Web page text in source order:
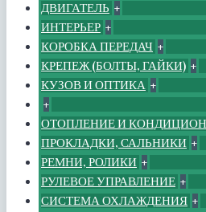
ДВИГАТЕЛЬ +
ИНТЕРЬЕР +
КОРОБКА ПЕРЕДАЧ +
КРЕПЕЖ (БОЛТЫ, ГАЙКИ) +
КУЗОВ И ОПТИКА +
+
ОТОПЛЕНИЕ И
ПРОКЛАДКИ, САЛЬНИКИ +
РЕМНИ, РОЛИКИ +
РУЛЕВОЕ УПРАВЛЕНИЕ +
СИСТЕМА ОХЛАЖДЕНИЯ +